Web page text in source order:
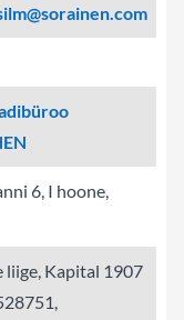
6, I hoone,
liige, Kapital 1907